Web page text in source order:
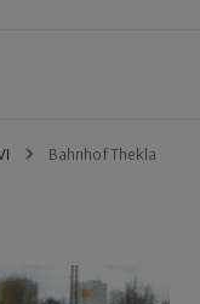
Bahnhof Thekla